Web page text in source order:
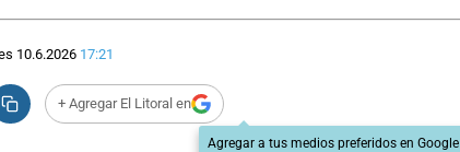
10.6.2026 17:21
+ Agregar El Litoral en
Agregar a tus medios preferidos en Google